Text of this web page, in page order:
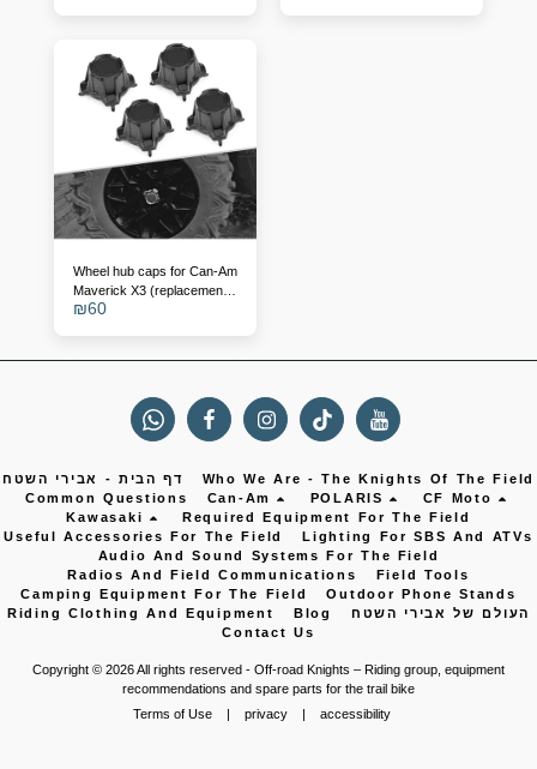
Wheel hub caps for Can-Am
Maverick X3 (replacement
for 705401841)
₪60
דף הבית - אבירי השטח
Who We Are - The Knights Of The Field
Common Questions
Can-Am POLARIS
CF Moto
Kawasaki
Required Equipment For The Field
Useful Accessories For The Field
Lighting For SBS And ATVs
Audio And Sound Systems For The Field
Radios And Field Communications
Field Tools
Camping Equipment For The Field
Outdoor Phone Stands
Riding Clothing And Equipment
Blog
העולם של אבירי השטח
Contact Us
Copyright © 2026 All rights reserved - Off-road Knights – Riding group, equipment
recommendations and spare parts for the trail bike
Terms of Use| privacy| accessibility